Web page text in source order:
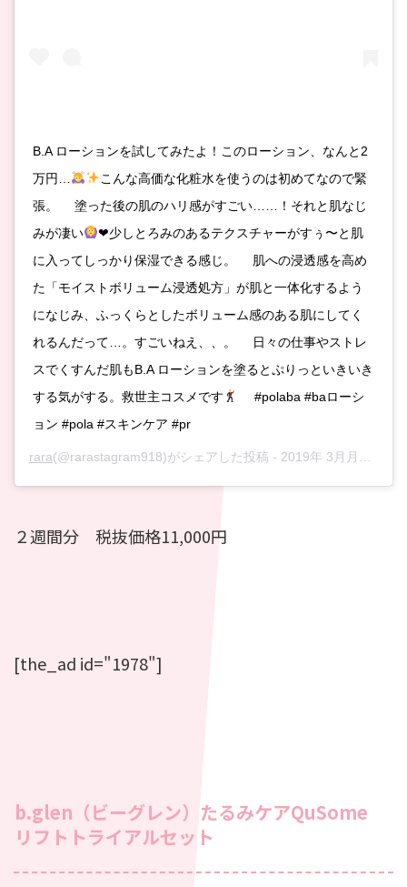
B.A ローションを試してみたよ！このローション、なんと2
万円…
こんな高価な化粧水を使うのは初めてなので緊
張。 ⠀ 塗った後の肌のハリ感がすごい……！それと肌なじ
みが凄い
❤︎少しとろみのあるテクスチャーがすぅ〜と肌
に入ってしっかり保湿できる感じ。 ⠀ 肌への浸透感を高め
た「モイストボリューム浸透処方」が肌と一体化するよう
になじみ、ふっくらとしたボリューム感のある肌にしてく
れるんだって…。すごいねえ、、。 ⠀ 日々の仕事やストレ
スでくすんだ肌もB.A ローションを塗るとぷりっといきいき
する気がする。救世主コスメです
⠀ #polaba #baローシ
ョン #pola #スキンケア #pr
rara(@rarastagram918)がシェアした投稿 - 2019年 3月月31日午前7時39分PDT
２週間分 税抜価格11,000円
[the_ad id="1978"]
b.glen（ビーグレン）たるみケアQuSome
リフトトライアルセット